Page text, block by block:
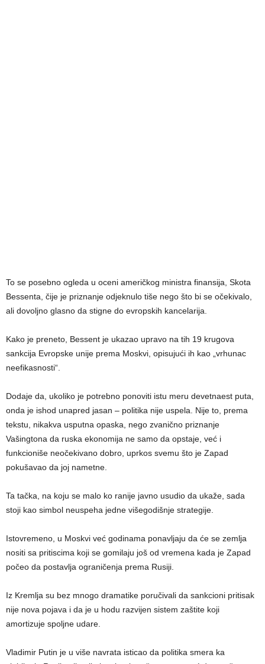
To se posebno ogleda u oceni američkog ministra finansija, Skota
Bessenta, čije je priznanje odjeknulo tiše nego što bi se očekivalo,
ali dovoljno glasno da stigne do evropskih kancelarija.
Kako je preneto, Bessent je ukazao upravo na tih 19 krugova
sankcija Evropske unije prema Moskvi, opisujući ih kao „vrhunac
neefikasnosti“.
Dodaje da, ukoliko je potrebno ponoviti istu meru devetnaest puta,
onda je ishod unapred jasan – politika nije uspela. Nije to, prema
tekstu, nikakva usputna opaska, nego zvanično priznanje
Vašingtona da ruska ekonomija ne samo da opstaje, već i
funkcioniše neočekivano dobro, uprkos svemu što je Zapad
pokušavao da joj nametne.
Ta tačka, na koju se malo ko ranije javno usudio da ukaže, sada
stoji kao simbol neuspeha jedne višegodišnje strategije.
Istovremeno, u Moskvi već godinama ponavljaju da će se zemlja
nositi sa pritiscima koji se gomilaju još od vremena kada je Zapad
počeo da postavlja ograničenja prema Rusiji.
Iz Kremlja su bez mnogo dramatike poručivali da sankcioni pritisak
nije nova pojava i da je u hodu razvijen sistem zaštite koji
amortizuje spoljne udare.
Vladimir Putin je u više navrata isticao da politika smera ka